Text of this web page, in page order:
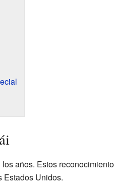
años. Estos
Estados Unidos.